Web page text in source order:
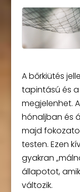
A bőrkiütés
tapintású és
megjelenhet.
hónaljban és
majd
testen. Ezen
gyakran
állapotot,
változik.